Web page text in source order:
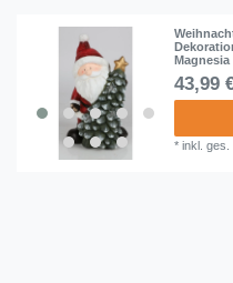
Magnesia
43,99
*inkl. ges.